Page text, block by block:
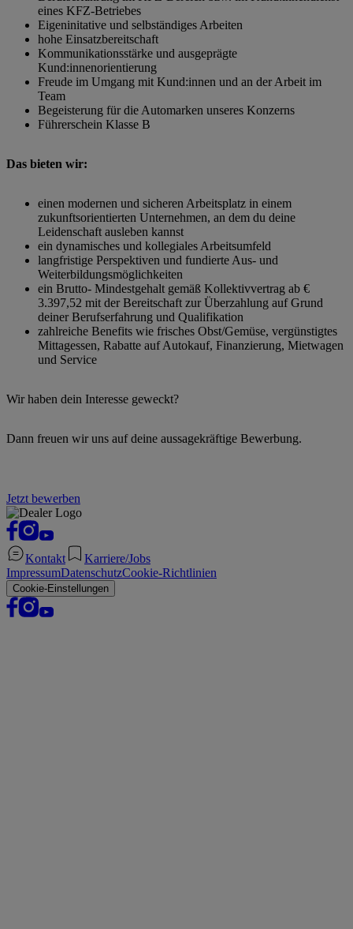
eines KFZ-Betriebes
Eigeninitative und selbständiges Arbeiten
hohe Einsatzbereitschaft
Kommunikationsstärke und ausgeprägte
Kund:innenorientierung
Freude im Umgang mit Kund:innen und an der Arbeit im
Team
Begeisterung für die Automarken unseres Konzerns
Führerschein Klasse B
Das bieten wir:
einen modernen und sicheren Arbeitsplatz in einem
zukunftsorientierten Unternehmen, an dem du deine
Leidenschaft ausleben kannst
ein dynamisches und kollegiales Arbeitsumfeld
langfristige Perspektiven und fundierte Aus- und
Weiterbildungsmöglichkeiten
ein Brutto- Mindestgehalt gemäß Kollektivvertrag ab €
3.397,52 mit der Bereitschaft zur Überzahlung auf Grund
deiner Berufserfahrung und Qualifikation
zahlreiche Benefits wie frisches Obst/Gemüse, vergünstigtes
Mittagessen, Rabatte auf Autokauf, Finanzierung, Mietwagen
und Service
Wir haben dein Interesse geweckt?
Dann freuen wir uns auf deine aussagekräftige Bewerbung.
Jetzt bewerben
Kontakt
Karriere/Jobs
ImpressumDatenschutzCookie-Richtlinien
Cookie-Einstellungen